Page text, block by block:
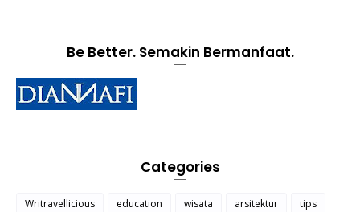
Be Better. Semakin Bermanfaat.
Categories
Writravellicious education wisata arsitektur
tips